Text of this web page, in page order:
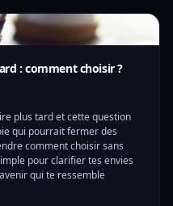
: comment choisir ?
plus tard et cette question
qui pourrait fermer des
comment choisir sans
pour clarifier tes envies
qui te ressemble